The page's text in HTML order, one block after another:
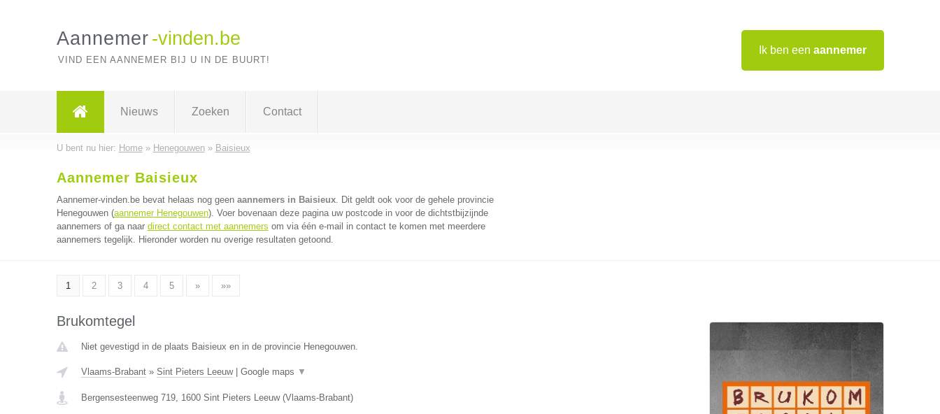
Ik ben een aannemer
Aannemer -vinden.be
VIND EEN AANNEMER BIJ U IN DE BUURT!
Nieuws Zoeken Contact
U bent nu hier: Home» Henegouwen» Baisieux
Aannemer Baisieux
Aannemer-vinden.be bevat helaas nog geen aannemers in Baisieux. Dit geldt ook voor de gehele provincie
Henegouwen (aannemer Henegouwen). Voer bovenaan deze pagina uw postcode in voor de dichtstbijzijnde
aannemers of ga naar direct contact met aannemers om via één e-mail in contact te komen met meerdere
aannemers tegelijk. Hieronder worden nu overige resultaten getoond.
1 2 3 4 5 » »»
Brukomtegel
Niet gevestigd in de plaats Baisieux en in de provincie Henegouwen.
Vlaams-Brabant» Sint Pieters Leeuw| Google maps ▼
Bergensesteenweg 719, 1600 Sint Pieters Leeuw(Vlaams-Brabant)